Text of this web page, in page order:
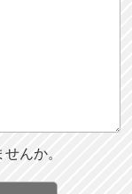
んか。